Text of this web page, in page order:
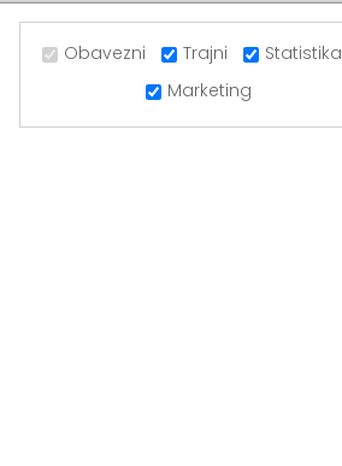
ALVOS BATAJNICA
Obavezni Trajni
Statistika
Marketing